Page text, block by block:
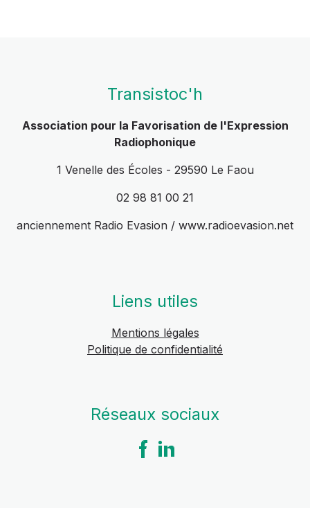
Transistoc'h
Association pour la Favorisation de l'Expression
Radiophonique
1 Venelle des Écoles - 29590 Le Faou
02 98 81 00 21
anciennement Radio Evasion / www.radioevasion.net
Liens utiles
Mentions légales
Politique de confidentialité
Réseaux sociaux